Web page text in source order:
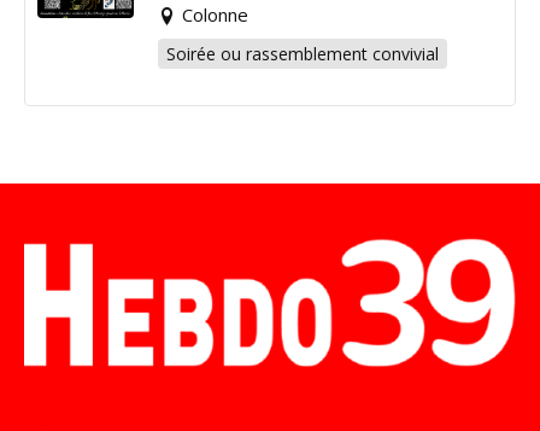
Colonne
Soirée ou rassemblement convivial